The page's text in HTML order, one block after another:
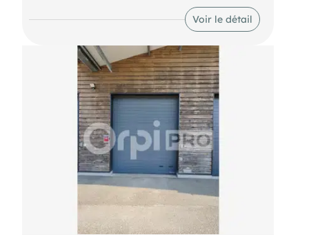
- Honoraires : 30% HT à la charge du preneur (soit
Voir le détail